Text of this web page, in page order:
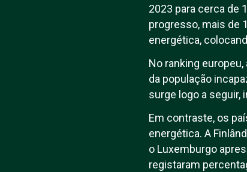
2023 para cerca de
progresso, mais de
energética,
No ranking
da população
surge logo a seguir,
Em contraste, os
energética. A
o Luxemburgo
registaram